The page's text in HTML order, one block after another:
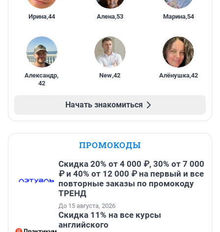
Ирина,44 Алена,53 Марина,54
Александр,
42
New,42 Алёнушка,42
Начать знакомиться
ПРОМОКОДЫ
Скидка 20% от 4 000 ₽, 30% от 7 000
₽ и 40% от 12 000 ₽ на первый и все
повторные заказы по промокоду
ТРЕНД
До 15 августа, 2026
Скидка 11% на все курсы
английского